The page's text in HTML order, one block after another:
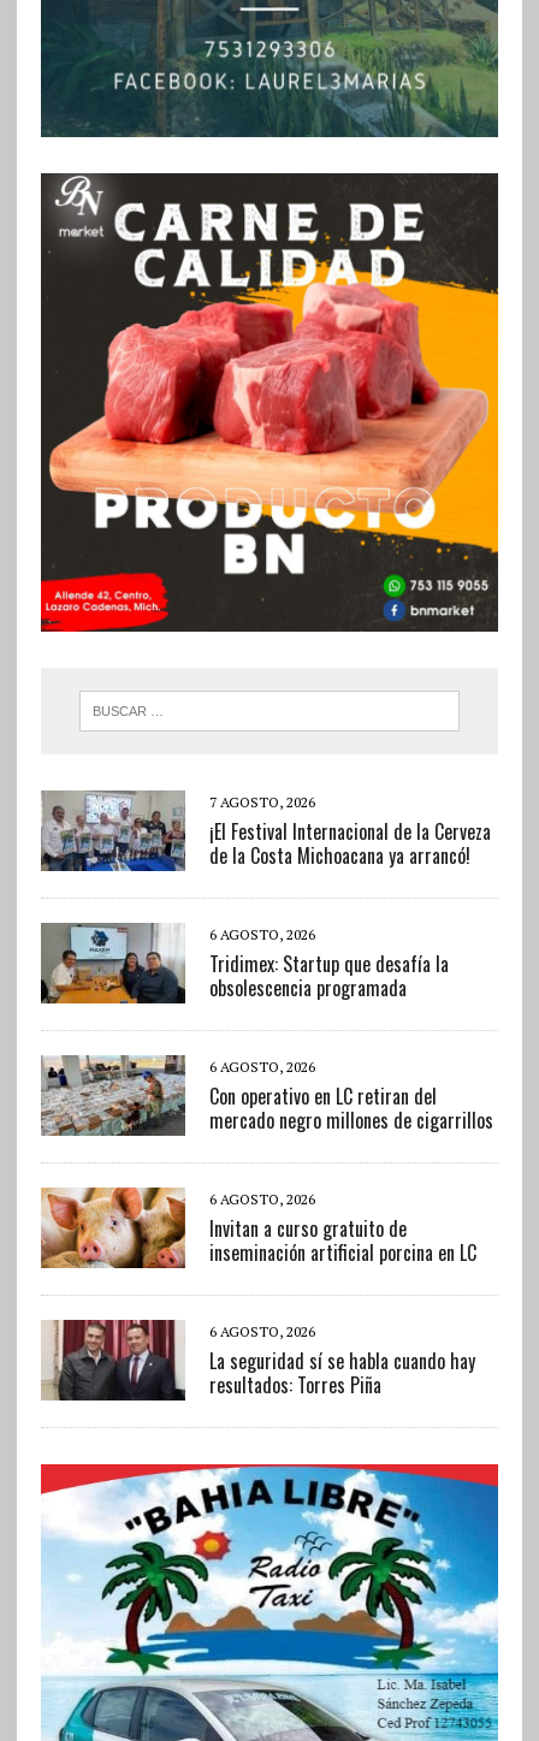
7 AGOSTO, 2026
¡El Festival Internacional de la Cerveza
de la Costa Michoacana ya arrancó!
6 AGOSTO, 2026
Tridimex: Startup que desafía la
obsolescencia programada
6 AGOSTO, 2026
Con operativo en LC retiran del
mercado negro millones de cigarrillos
6 AGOSTO, 2026
Invitan a curso gratuito de
inseminación artificial porcina en LC
6 AGOSTO, 2026
La seguridad sí se habla cuando hay
resultados: Torres Piña